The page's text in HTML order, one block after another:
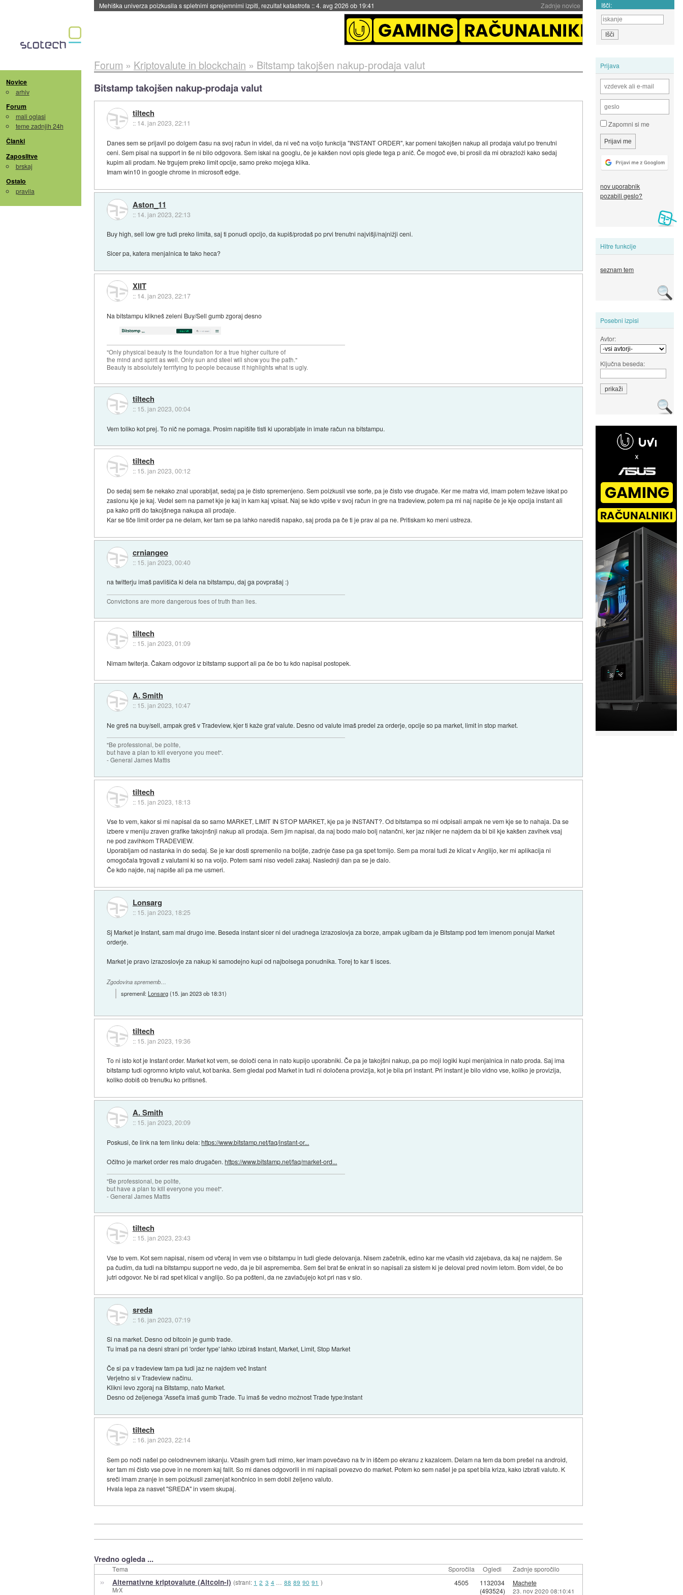
Zadnje novice
Mehiška univerza poizkusila s spletnimi sprejemnimi izpiti, rezultat katastrofa ::4. avg 2026 ob 19:41 Išči:
Novice
arhiv
Forum
mali oglasi
teme zadnjih 24h
Članki
Zaposlitve
brskaj
Ostalo
pravila
Prijava
Zapomni si me
nov uporabnik
pozabili geslo?
Hitre funkcije
seznam tem
Posebni izpisi
Avtor:
Ključna beseda:
Forum » Kriptovalute in blockchain » Bitstamp takojšen nakup-prodaja valut
Bitstamp takojšen nakup-prodaja valut
tiltech
:: 14. jan 2023, 22:11
Danes sem se prijavil po dolgem času na svoj račun in videl, da ni več na voljo funkcija "INSTANT ORDER", kar pomeni takojšen nakup ali prodaja valut po trenutni
ceni. Sem pisal na support in še ni bilo odgovora. Sem iskal na googlu, če je kakšen novi opis glede tega p anič. Če mogoč eve, bi prosil da mi obrazloži kako sedaj
kupim ali prodam. Ne trgujem preko limit opcije, samo preko mojega klika.
Imam win10 in google chrome in microsoft edge.
Aston_11
:: 14. jan 2023, 22:13
Buy high, sell low gre tudi preko limita, saj ti ponudi opcijo, da kupiš/prodaš po prvi trenutni najvišji/najnižji ceni.
Sicer pa, katera menjalnica te tako heca?
XIIT
:: 14. jan 2023, 22:17
Na bitstampu klikneš zeleni Buy/Sell gumb zgoraj desno
"Only physical beauty is the foundation for a true higher culture of
the mind and spirit as well. Only sun and steel will show you the path."
Beauty is absolutely terrifying to people because it highlights what is ugly.
tiltech
:: 15. jan 2023, 00:04
Vem toliko kot prej. To nič ne pomaga. Prosim napišite tisti ki uporabljate in imate račun na bitstampu.
tiltech
:: 15. jan 2023, 00:12
Do sedaj sem še nekako znal uporabljat, sedaj pa je čisto spremenjeno. Sem poizkusil vse sorte, pa je čisto vse drugače. Ker me matra vid, imam potem težave iskat po
zaslonu kje je kaj. Vedel sem na pamet kje je kaj in kam kaj vpisat. Naj se kdo vpiše v svoj račun in gre na tradeview, potem pa mi naj napiše če je kje opcija instant ali
pa kako priti do takojšnega nakupa ali prodaje.
Kar se tiče limit order pa ne delam, ker tam se pa lahko narediš napako, saj proda pa če ti je prav al pa ne. Pritiskam ko meni ustreza.
crniangeo
:: 15. jan 2023, 00:40
na twitterju imaš pavlišiča ki dela na bitstampu, daj ga povprašaj :)
Convictions are more dangerous foes of truth than lies.
tiltech
:: 15. jan 2023, 01:09
Nimam twiterja. Čakam odgovor iz bitstamp support ali pa če bo tu kdo napisal postopek.
A. Smith
:: 15. jan 2023, 10:47
Ne greš na buy/sell, ampak greš v Tradeview, kjer ti kaže graf valute. Desno od valute imaš predel za orderje, opcije so pa market, limit in stop market.
"Be professional, be polite,
but have a plan to kill everyone you meet".
- General James Mattis
tiltech
:: 15. jan 2023, 18:13
Vse to vem, kakor si mi napisal da so samo MARKET, LIMIT IN STOP MARKET, kje pa je INSTANT?. Od bitstampa so mi odpisali ampak ne vem kje se to nahaja. Da se
izbere v meniju zraven grafike takojnšnji nakup ali prodaja. Sem jim napisal, da naj bodo malo bolj natančni, ker jaz nikjer ne najdem da bi bil kje kakšen zavihek vsaj
ne pod zavihkom TRADEVIEW.
Uporabljam od nastanka in do sedaj. Se je kar dosti spremenilo na boljše, zadnje čase pa ga spet tomijo. Sem pa moral tudi že klicat v Anglijo, ker mi aplikacija ni
omogočala trgovati z valutami ki so na voljo. Potem sami niso vedeli zakaj. Naslednji dan pa se je dalo.
Če kdo najde, naj napiše ali pa me usmeri.
Lonsarg
:: 15. jan 2023, 18:25
Sj Market je Instant, sam mal drugo ime. Beseda instant sicer ni del uradnega izrazoslovja za borze, ampak ugibam da je Bitstamp pod tem imenom ponujal Market
orderje.
Market je pravo izrazoslovje za nakup ki samodejno kupi od najbolsega ponudnika. Torej to kar ti isces.
Zgodovina sprememb…
spremenil:Lonsarg(15. jan 2023 ob 18:31)
tiltech
:: 15. jan 2023, 19:36
To ni isto kot je Instant order. Market kot vem, se določi cena in nato kupijo uporabniki. Če pa je takojšni nakup, pa po moji logiki kupi menjalnica in nato proda. Saj ima
bitstamp tudi ogromno kripto valut, kot banka. Sem gledal pod Market in tudi ni določena provizija, kot je bila pri instant. Pri instant je bilo vidno vse, koliko je provizija,
koliko dobiš ob trenutku ko pritisneš.
A. Smith
:: 15. jan 2023, 20:09
Poskusi, če link na tem linku dela:https://www.bitstamp.net/faq/instant-or...
Očitno je market order res malo drugačen.https://www.bitstamp.net/faq/market-ord...
"Be professional, be polite,
but have a plan to kill everyone you meet".
- General James Mattis
tiltech
:: 15. jan 2023, 23:43
Vse to vem. Kot sem napisal, nisem od včeraj in vem vse o bitstampu in tudi glede delovanja. Nisem začetnik, edino kar me včasih vid zajebava, da kaj ne najdem. Se
pa čudim, da tudi na bitstampu support ne vedo, da je bil asprememba. Sem šel brat še enkrat in so napisali za sistem ki je deloval pred novim letom. Bom videl, če bo
jutri odgovor. Ne bi rad spet klical v anglijo. So pa pošteni, da ne zavlačujejo kot pri nas v slo.
sreda
:: 16. jan 2023, 07:19
Si na market. Desno od bitcoin je gumb trade.
Tu imaš pa na desni strani pri 'order type' lahko izbiraš Instant, Market, Limit, Stop Market
Če si pa v tradeview tam pa tudi jaz ne najdem več Instant
Verjetno si v Tradeview načinu.
Klikni levo zgoraj na Bitstamp, nato Market.
Desno od željenega 'Asset'a imaš gumb Trade. Tu imaš še vedno možnost Trade type:Instant
tiltech
:: 16. jan 2023, 22:14
Sem po noči našel po celodnevnem iskanju. Včasih grem tudi mimo, ker imam povečavo na tv in iščem po ekranu z kazalcem. Delam na tem da bom prešel na android,
ker tam mi čisto vse pove in ne morem kaj falit. So mi danes odgovorili in mi napisali povezvo do market. Potem ko sem našel je pa spet bila kriza, kako izbrati valuto. K
sreči imam znanje in sem poizkusil zamenjat končnico in sem dobil željeno valuto.
Hvala lepa za nasvet "SREDA" in vsem skupaj.
Vredno ogleda ...
Tema Sporočila Ogledi Zadnje sporočilo
» Alternativne kriptovalute (Altcoin-i) (strani: 1 2 3 4 … 88 89 90 91 )
MrX
4505
1132034
(493524)
Machete
23. nov 2020 08:10:41